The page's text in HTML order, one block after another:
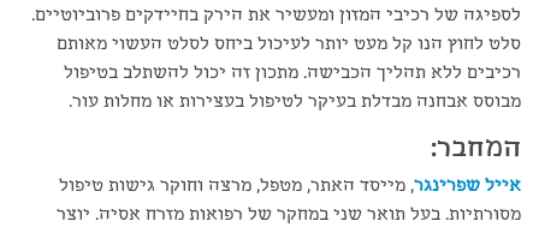
לספיגה של רכיבי המזון ומעשיר את הירק בחיידקים פרוביוטיים.
סלט לחוץ הנו קל מעט יותר לעיכול ביחס לסלט העשוי מאותם
רכיבים ללא תהליך הכבישה. מתכון זה יכול להשתלב בטיפול
מבוסס אבחנה מבדלת בעיקר לטיפול בעצירות או מחלות עור.
המחבר:
אייל שפרינגר, מייסד האתר, מטפל, מרצה וחוקר גישות טיפול
מסורתיות. בעל תואר שני במחקר של רפואות מזרח אסיה. יוצר